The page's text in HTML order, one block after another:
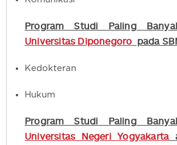
Program Studi Paling
Universitas Diponegoro pada
Kedokteran
Hukum
Program Studi Paling
Universitas Negeri Yogyakarta